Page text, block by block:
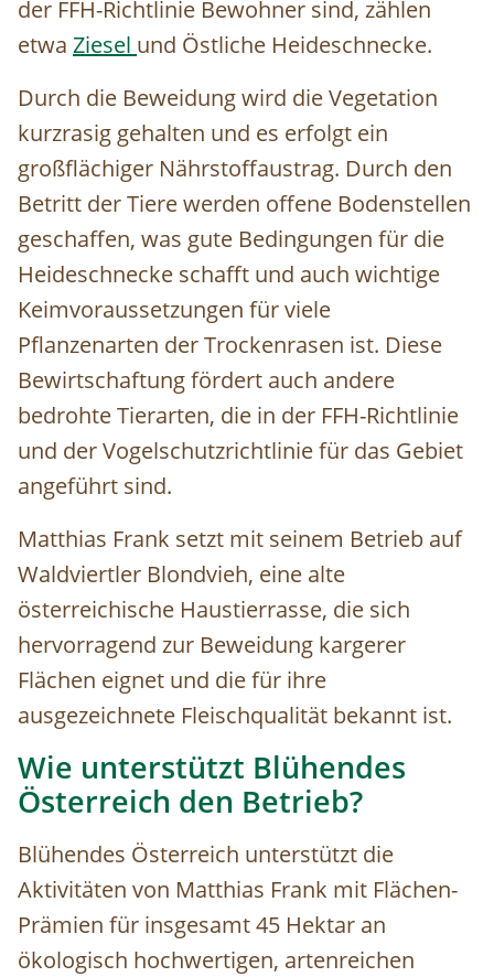
der FFH-Richtlinie Bewohner sind, zählen
etwa Ziesel und Östliche Heideschnecke.
Durch die Beweidung wird die Vegetation
kurzrasig gehalten und es erfolgt ein
großflächiger Nährstoffaustrag. Durch den
Betritt der Tiere werden offene Bodenstellen
geschaffen, was gute Bedingungen für die
Heideschnecke schafft und auch wichtige
Keimvoraussetzungen für viele
Pflanzenarten der Trockenrasen ist. Diese
Bewirtschaftung fördert auch andere
bedrohte Tierarten, die in der FFH-Richtlinie
und der Vogelschutzrichtlinie für das Gebiet
angeführt sind.
Matthias Frank setzt mit seinem Betrieb auf
Waldviertler Blondvieh, eine alte
österreichische Haustierrasse, die sich
hervorragend zur Beweidung kargerer
Flächen eignet und die für ihre
ausgezeichnete Fleischqualität bekannt ist.
Wie unterstützt Blühendes
Österreich den Betrieb?
Blühendes Österreich unterstützt die
Aktivitäten von Matthias Frank mit Flächen-
Prämien für insgesamt 45 Hektar an
ökologisch hochwertigen, artenreichen